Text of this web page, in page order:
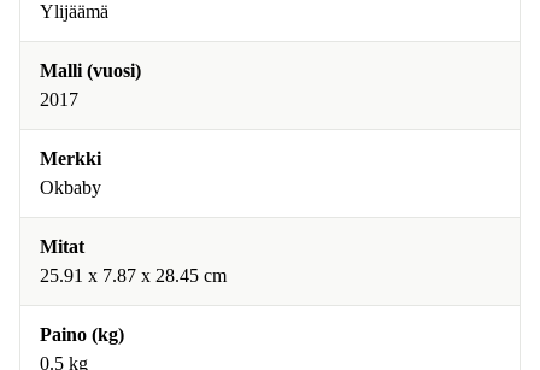
Ylijäämä
Malli (vuosi)
2017
Merkki
Okbaby
Mitat
25.91 x 7.87 x 28.45 cm
Paino (kg)
0.5 kg